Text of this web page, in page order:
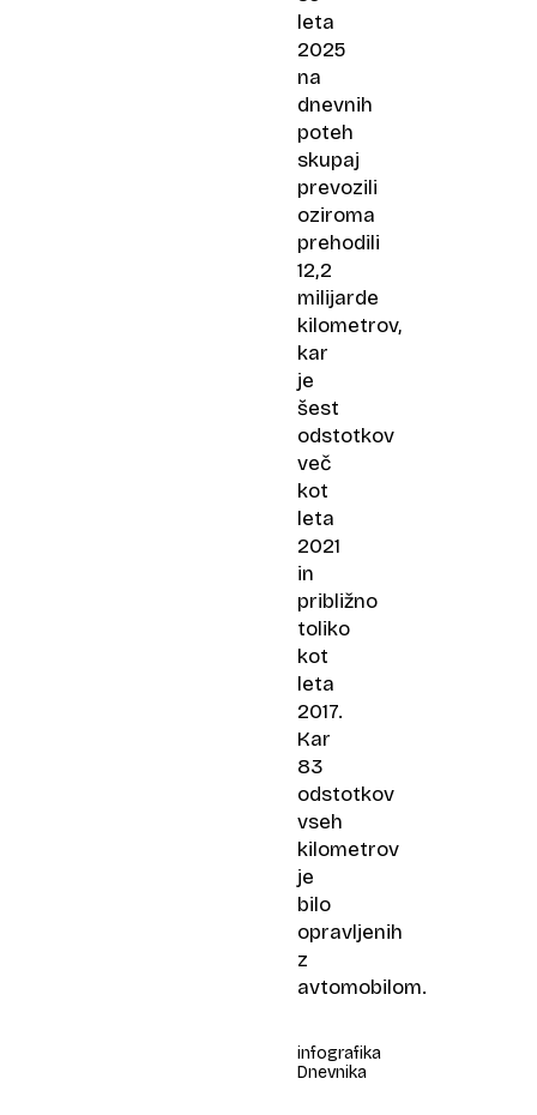
leta
2025
na
dnevnih
poteh
skupaj
prevozili
oziroma
prehodili
12,2
milijarde
kilometrov,
kar
je
šest
odstotkov
več
kot
leta
2021
in
približno
toliko
kot
leta
2017.
Kar
83
odstotkov
vseh
kilometrov
je
bilo
opravljenih
z
avtomobilom.
infografika
Dnevnika